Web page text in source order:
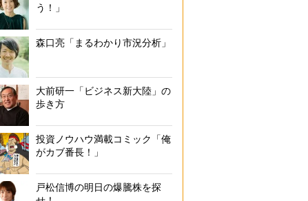
う！」
森口亮「まるわかり市況分析」
大前研一「ビジネス新大陸」の
歩き方
投資ノウハウ満載コミック「俺
がカブ番長！」
戸松信博の明日の爆騰株を探